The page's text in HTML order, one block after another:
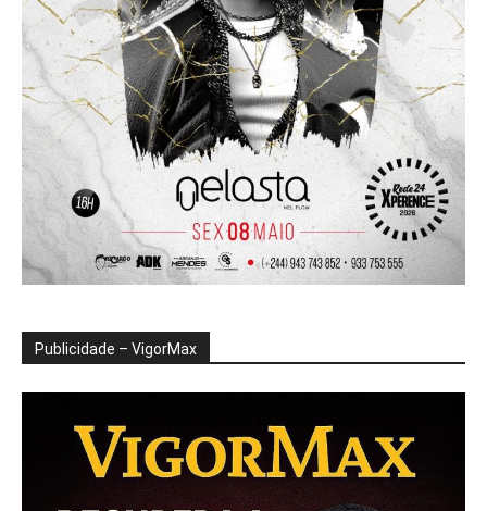
Publicidade – VigorMax